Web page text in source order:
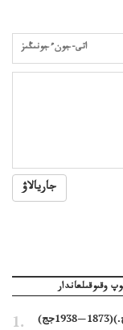
جاريالاۋ
وقىوقىلعاندار